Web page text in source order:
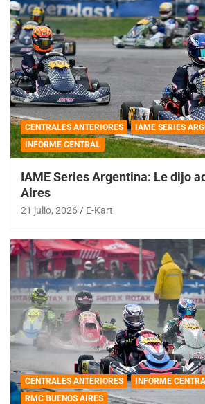
CENTRALES ANTERIORES
IAME SERIES
INFORME CENTRAL
IAME Series Argentina: Le dijo
Aires
21 julio, 2026 E-Kart
CENTRALES ANTERIORES
INFORME
RMC BUENOS AIRES